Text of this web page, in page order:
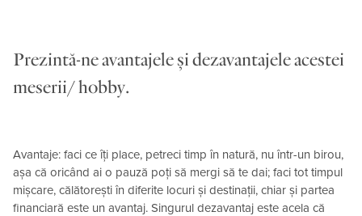
Prezintă-ne avantajele și dezavantajele acestei
meserii/ hobby.
Avantaje: faci ce îți place, petreci timp în natură, nu într-un birou,
așa că oricând ai o pauză poți să mergi să te dai; faci tot timpul
mișcare, călătorești în diferite locuri și destinații, chiar și partea
financiară este un avantaj. Singurul dezavantaj este acela că